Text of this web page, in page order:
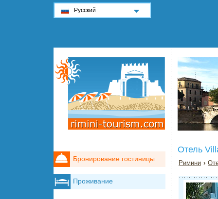
Отель
Римини ›
Бронирование гостиницы
Проживание
Русский